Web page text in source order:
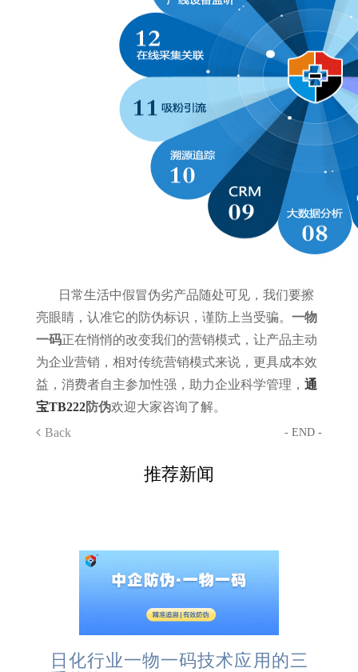
日常生活中假冒伪劣产品随处可见，我们要擦
亮眼睛，认准它的防伪标识，谨防上当受骗。 一物
一码正在悄悄的改变我们的营销模式，让产品主动
为企业营销，相对传统营销模式来说，更具成本效
益，消费者自主参加性强，助力企业科学管理， 通
宝TB222防伪欢迎大家咨询了解。
Back
- END -
推荐新闻
日化行业一物一码技术应用的三